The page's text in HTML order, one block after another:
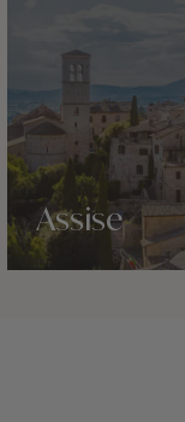
Assise